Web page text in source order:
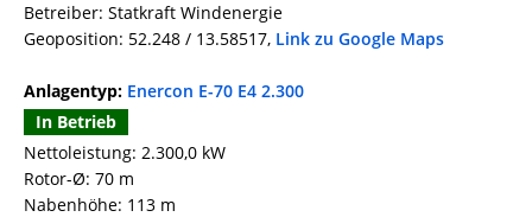
Betreiber: Statkraft Windenergie
Geoposition: 52.248 / 13.58517, Link zu Google Maps
Anlagentyp: Enercon E-70 E4 2.300
In Betrieb
Nettoleistung: 2.300,0 kW
Rotor-Ø: 70 m
Nabenhöhe: 113 m